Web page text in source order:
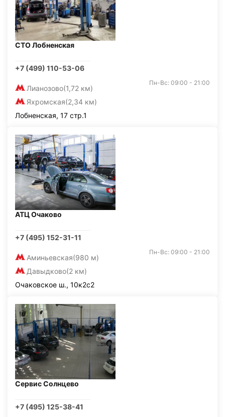
СТО Лобненская
+7 (499) 110-53-06
Лианозово(1,72 км)
Яхромская(2,34 км)
Пн-Вс: 09:00 - 21:00
Лобненская, 17 стр.1
АТЦ Очаково
+7 (495) 152-31-11
Аминьевская(980 м)
Давыдково(2 км)
Пн-Вс: 09:00 - 21:00
Очаковское ш., 10к2с2
Сервис Солнцево
+7 (495) 125-38-41